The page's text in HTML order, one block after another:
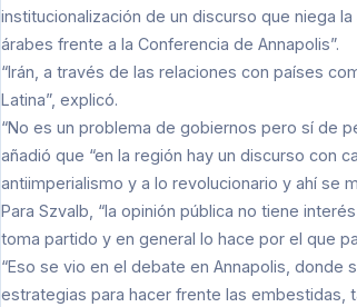
institucionalización de un discurso que niega
árabes frente a la Conferencia de Annapolis”.
“Irán, a través de las relaciones con países
Latina”, explicó.
“No es un problema de gobiernos pero sí de
añadió que “en la región hay un discurso con
antiimperialismo y a lo revolucionario y ahí se
Para Szvalb, “la opinión pública no tiene
toma partido y en general lo hace por el que
“Eso se vio en el debate en Annapolis, donde
estrategias para hacer frente las embestidas,